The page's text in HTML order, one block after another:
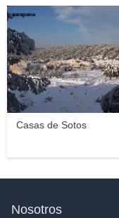
Casas de Sotos
sarapana
Nosotros